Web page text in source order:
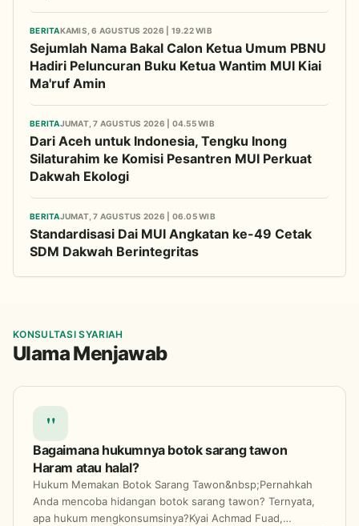
BERITAKAMIS, 6 AGUSTUS 2026 | 19.22 WIB
Sejumlah Nama Bakal Calon Ketua Umum PBNU
Hadiri Peluncuran Buku Ketua Wantim MUI Kiai
Ma'ruf Amin
BERITAJUMAT, 7 AGUSTUS 2026 | 04.55 WIB
Dari Aceh untuk Indonesia, Tengku Inong
Silaturahim ke Komisi Pesantren MUI Perkuat
Dakwah Ekologi
BERITAJUMAT, 7 AGUSTUS 2026 | 06.05 WIB
Standardisasi Dai MUI Angkatan ke-49 Cetak
SDM Dakwah Berintegritas
KONSULTASI SYARIAH
Ulama Menjawab
"
Bagaimana hukumnya botok sarang tawon
Haram atau halal?
Hukum Memakan Botok Sarang Tawon&nbsp;Pernahkah
Anda mencoba hidangan botok sarang tawon? Ternyata,
apa hukum mengkonsumsinya?Kyai Achmad Fuad,